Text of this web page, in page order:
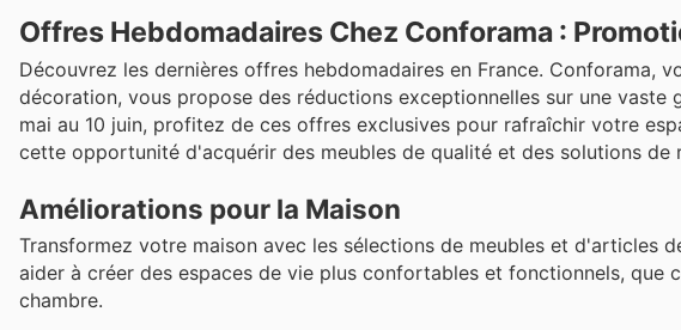
Offres Hebdomadaires Chez Conforama :
Découvrez les dernières offres hebdomadaires en France. Conforama,
décoration, vous propose des réductions exceptionnelles sur une
mai au 10 juin, profitez de ces offres exclusives pour rafraîchir votre
cette opportunité d'acquérir des meubles de qualité et des solutions de
Améliorations pour la Maison
Transformez votre maison avec les sélections de meubles et d'articles
aider à créer des espaces de vie plus confortables et fonctionnels,
chambre.